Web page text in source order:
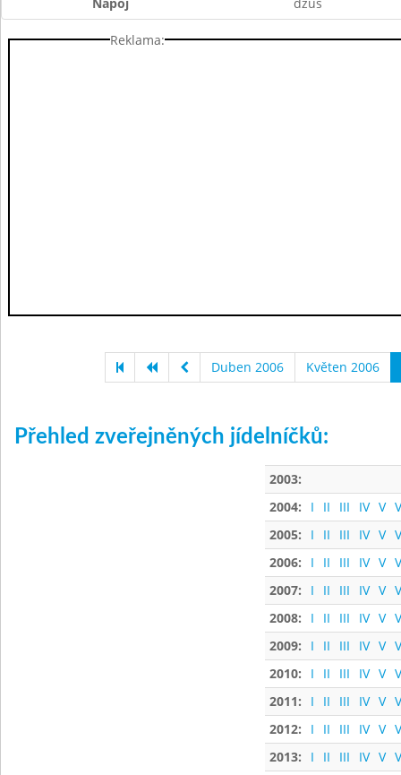
Reklama:
Duben 2006 Květen 2006
Přehled zveřejněných jídelníčků:
2003:
2004:
I II III IV V
2005:
I II III IV V
2006:
I II III IV V
2007:
I II III IV V
2008:
I II III IV V
2009:
I II III IV V
2010:
I II III IV V
2011:
I II III IV V
2012:
I II III IV V
2013:
I II III IV V